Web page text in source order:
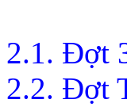
2.1. Đợt
2.2. Đợt